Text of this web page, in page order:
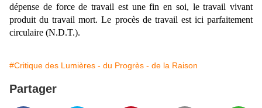
dépense de force de travail est une fin en soi, le travail vivant
produit du travail mort. Le procès de travail est ici parfaitement
circulaire (N.D.T.).
#Critique des Lumières - du Progrès - de la Raison
Partager